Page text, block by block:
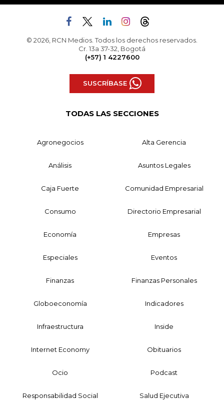
© 2026, RCN Medios. Todos los derechos reservados.
Cr. 13a 37-32, Bogotá
(+57) 1 4227600
SUSCRÍBASE
TODAS LAS SECCIONES
Agronegocios Alta Gerencia
Análisis Asuntos Legales
Caja Fuerte Comunidad Empresarial
Consumo Directorio Empresarial
Economía Empresas
Especiales Eventos
Finanzas Finanzas Personales
Globoeconomía Indicadores
Infraestructura Inside
Internet Economy Obituarios
Ocio Podcast
Responsabilidad Social Salud Ejecutiva